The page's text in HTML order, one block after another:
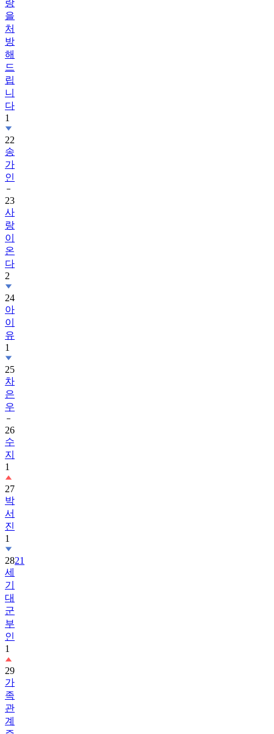
처
방
해
드
립
니
다
1
22
송
가
인
23
사
랑
이
온
다
2
24
아
이
유
1
25
차
은
우
26
수
지
1
27
박
서
진
1
28
세
기
대
군
부
인
1
29
가
족
관
계
증
명